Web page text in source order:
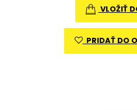
VLOŽIŤ
PRIDAŤ DO